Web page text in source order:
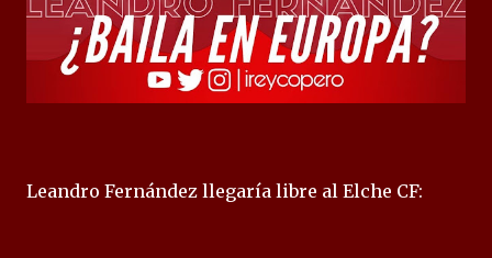
Leandro Fernández llegaría libre al Elche CF: